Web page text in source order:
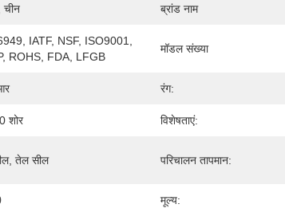
चीन ब्रांड नाम
IATF, NSF, ISO9001,
ROHS, FDA, LFGB
मॉडल संख्या
रंग:
शोर विशेषताएं:
तेल सील परिचालन तापमान:
मूल्य: